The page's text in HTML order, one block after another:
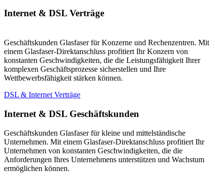
Internet & DSL Verträge
Geschäftskunden Glasfaser für Konzerne und Rechenzentren. Mit
einem Glasfaser-Direktanschluss profitiert Ihr Konzern von
konstanten Geschwindigkeiten, die die Leistungsfähigkeit Ihrer
komplexen Geschäftsprozesse sicherstellen und Ihre
Wettbewerbsfähigkeit stärken können.
DSL & Internet Verträge
Internet & DSL Geschäftskunden
Geschäftskunden Glasfaser für kleine und mittelständische
Unternehmen. Mit einem Glasfaser-Direktanschluss profitiert Ihr
Unternehmen von konstanten Geschwindigkeiten, die die
Anforderungen Ihres Unternehmens unterstützen und Wachstum
ermöglichen können.